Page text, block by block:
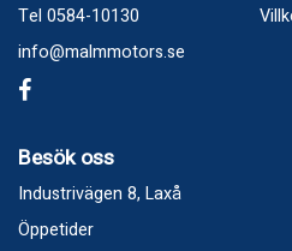
Tel 0584-10130
info@malmmotors.se
Besök oss
Industrivägen 8, Laxå
Öppetider